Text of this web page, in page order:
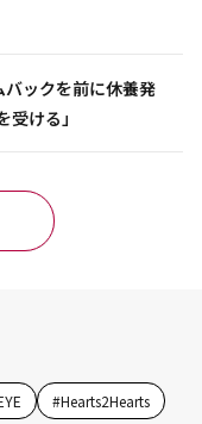
バックを前に休養発
ける」
#Hearts2Hearts